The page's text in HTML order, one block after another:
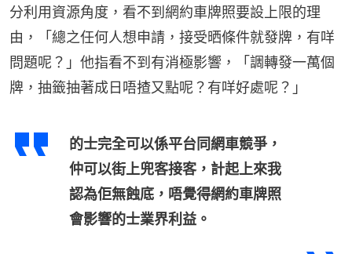
分利用資源角度，看不到網約車牌照要設上限的理
由，「總之任何人想申請，接受晒條件就發牌，有咩
問題呢？」他指看不到有消極影響，「調轉發一萬個
牌，抽籤抽著成日唔揸又點呢？有咩好處呢？」
的士完全可以係平台同網車競爭，
仲可以街上兜客接客，計起上來我
認為佢無蝕底，唔覺得網約車牌照
會影響的士業界利益。